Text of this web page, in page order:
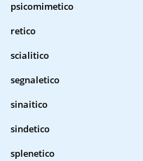
psicomimetico
retico
scialitico
segnaletico
sinaitico
sindetico
splenetico